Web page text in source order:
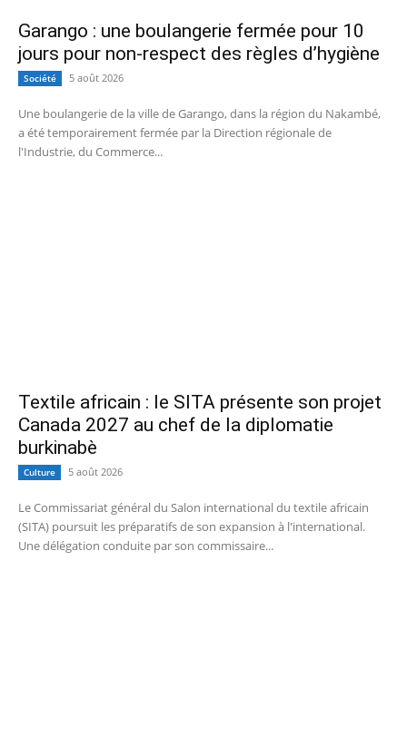
Garango : une boulangerie fermée pour 10
jours pour non-respect des règles d’hygiène
Société 5 août 2026
Une boulangerie de la ville de Garango, dans la région du Nakambé,
a été temporairement fermée par la Direction régionale de
l'Industrie, du Commerce...
Textile africain : le SITA présente son projet
Canada 2027 au chef de la diplomatie
burkinabè
Culture 5 août 2026
Le Commissariat général du Salon international du textile africain
(SITA) poursuit les préparatifs de son expansion à l'international.
Une délégation conduite par son commissaire...